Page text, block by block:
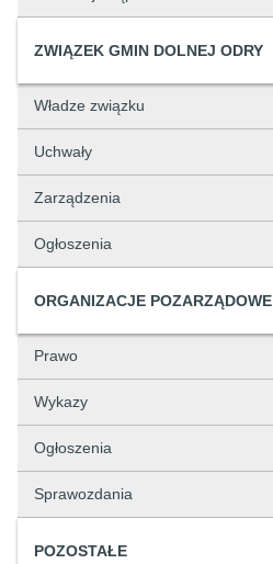
ZWIĄZEK GMIN DOLNEJ ODRY
Władze związku
Uchwały
Zarządzenia
Ogłoszenia
ORGANIZACJE POZARZĄDOWE
Prawo
Wykazy
Ogłoszenia
Sprawozdania
POZOSTAŁE